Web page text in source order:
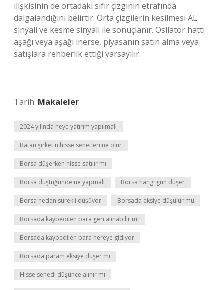
ilişkisinin de ortadaki sıfır çizginin etrafında
dalgalandığını belirtir. Orta çizgilerin kesilmesi AL
sinyali ve kesme sinyali ile sonuçlanır. Osilatör hattı
aşağı veya aşağı inerse, piyasanın satın alma veya
satışlara rehberlik ettiği varsayılır.
Tarih: Makaleler
2024 yılında neye yatırım yapılmalı
Batan şirketin hisse senetleri ne olur
Borsa düşerken hisse satılır mı
Borsa düştüğünde ne yapmalı Borsa hangi gün düşer
Borsa neden sürekli düşüyor Borsada eksiye düşülür mü
Borsada kaybedilen para geri alınabilir mi
Borsada kaybedilen para nereye gidiyor
Borsada param eksiye düşer mi
Hisse senedi düşünce alınır mı